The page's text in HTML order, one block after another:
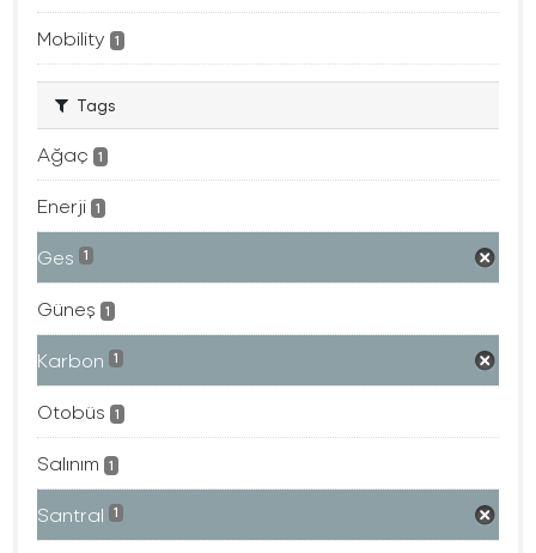
Mobility 1
Tags
Ağaç 1
Enerji 1
Ges 1
Güneş 1
Karbon 1
Otobüs 1
Salınım 1
Santral 1